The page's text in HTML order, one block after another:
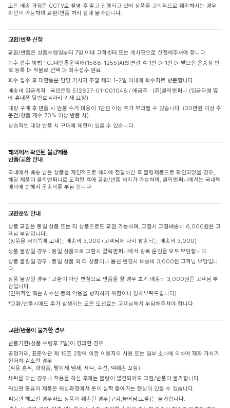
모든 배송 과정은 CCTV로 촬영 후 출고 진행되고 있어 상품을 고의적으로 훼손하시는 경우
확인이 가능하며 교환/반품 처리 절대 불가합니다.
교환/반품 신청
교환/반품은 상품수령일부터 7일 이내 고객센터 또는 게시판으로 신청해주셔야 합니다.
회수 접수 방법 : CJ대한통운택배(1588-1255)ARS 연결 후 1번 ▷ 1번 ▷ 받으신 운송장 번
호 등록 ▷ 착불로 선택 ▷ 회수접수 완료
회수 접수 후 대한통운 담당 기사가 주말 제외 1-2일 이내에 회수지로 방문합니다.
배송비 입금계좌 : 국민은행 512637-01-001048 / 예금주 : (주)클릭앤퍼니 (입금자명 옆
에 휴대폰 뒷번호 4자리 기재 요청)
대량 구매 후 반품 시 반품 수거 비용이 1만원 이상 추가 부과될 수 있습니다. (30만원 이상 주
문건/상품 개수 70% 이상 반품 시)
상습적인 대량 반품 시 구매에 제한이 있을 수 있습니다.
해외에서 확인된 불량제품
반품/교환 안내
국내에서 배송 받은 상품을 개인적으로 해외에 전달하신 후 불량제품으로 확인되었을 경우,
해당 제품이 클릭앤퍼니로 도착된 후에 교환/반품 처리가 가능하며, 클릭앤퍼니에서는 국내택
배비에 한해서 운송비를 부담 합니다
교환운임 안내
상품 교환은 동일 상품 또는 타 상품으로도 교환 가능하며, 교환시 교환배송비 6,000원은 고
객님 부담입니다.
(상품을 저희쪽에 보내는 배송비 3,000+고객님께 다시 발송되는 배송비 3,000)
상품 불량일 경우 : 동일 상품으로 교환시 클릭앤퍼니에서 왕복 운임을 모두 부담합니다.
상품 불량일 경우 : 동일 상품 외 타 상품이나 옵션 변경시 배송비 3,000원 고객님 부담입니
다.
상품 불량일 경우 : 교환이 아닌 변심으로 반품을 할 경우 초기 배송비 3,000원은 고객님 부
담입니다.
(인위적인 훼손 & 수선 등의 악용을 방지하기 위함이니 양해부탁드립니다)
*교환/반품시에도 추가 발생되는 모든 도선료는 고객님께서 부담해주셔야 합니다.
교환/반품이 불가한 경우
반품기한(상품 수령후 7일)이 경과한 경우
공정거래, 표준약관 제 15조 2항에 의한 이용자의 사용 또는 일부 소비에 의하여 재화 가치가
현저히 감소한 경우
(착용 흔적, 화장품, 탈취제 냄새, 세탁, 수선, 택훼손 포함)
세탁을 하신 경우나 착용을 하신 후에는 불량이 발견되어도 교환/반품이 불가합니다.
워싱면 종류의 제품은 워싱과정에서 옷이 살짝 돌아가는 현상이 있을 수 있습니다.
피팅만 해보신 경우라도 상품이 훼손된 경우(구김,늘어남,보풀)는 불가합니다.